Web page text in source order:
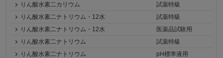
りん酸水素二カリウム
試薬特級
りん酸水素二ナトリウム・12水
試薬特級
りん酸水素二ナトリウム・12水
医薬品試験用
りん酸水素二ナトリウム
試薬特級
りん酸水素二ナトリウム
pH標準液用